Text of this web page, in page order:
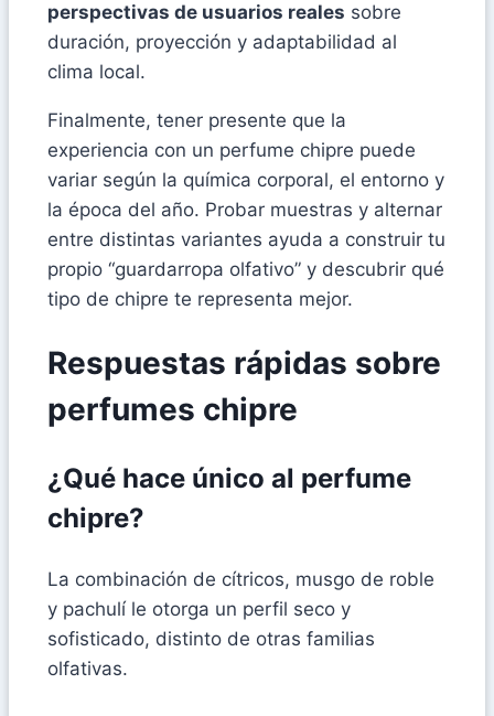
perspectivas de usuarios reales sobre
duración, proyección y adaptabilidad al
clima local.
Finalmente, tener presente que la
experiencia con un perfume chipre puede
variar según la química corporal, el entorno y
la época del año. Probar muestras y alternar
entre distintas variantes ayuda a construir tu
propio “guardarropa olfativo” y descubrir qué
tipo de chipre te representa mejor.
Respuestas rápidas sobre
perfumes chipre
¿Qué hace único al perfume
chipre?
La combinación de cítricos, musgo de roble
y pachulí le otorga un perfil seco y
sofisticado, distinto de otras familias
olfativas.